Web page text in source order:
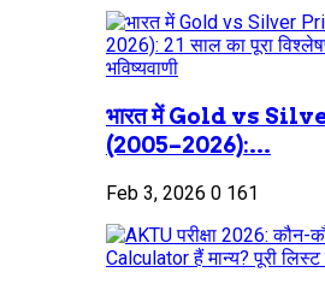
भारत में Gold vs
(2005–2026):...
Feb 3, 2026 0 161